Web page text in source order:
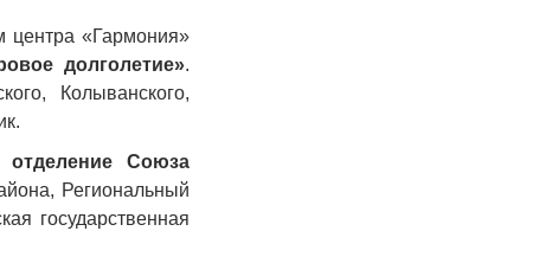
центра «Гармония»
долголетие».
Колыванского,
отделение Союза
Региональный
государственная